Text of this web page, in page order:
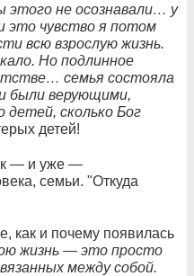
не осознавали… у
это чувство я потом
всю взрослую жизнь.
Но подлинное
семья состояла
были верующими,
детей, сколько Бог
детей!
— и уже —
семьи. "Откуда
как и почему появилась
жизнь — это просто
между собой.